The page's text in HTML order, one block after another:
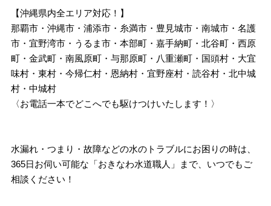
【沖縄県内全エリア対応！】
那覇市・沖縄市・浦添市・糸満市・豊見城市・南城市・名護
市・宜野湾市・うるま市・本部町・嘉手納町・北谷町・西原
町・金武町・南風原町・与那原町・八重瀬町・国頭村・大宜
味村・東村・今帰仁村・恩納村・宜野座村・読谷村・北中城
村・中城村
〈お電話一本でどこへでも駆けつけいたします！〉
水漏れ・つまり・故障などの水のトラブルにお困りの時は、
365日お伺い可能な「おきなわ水道職人」まで、いつでもご
相談ください！